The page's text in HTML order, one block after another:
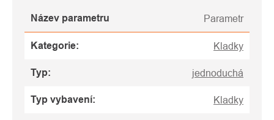
Název parametru Parametr
Kategorie: Kladky
Typ: jednoduchá
Typ vybavení: Kladky